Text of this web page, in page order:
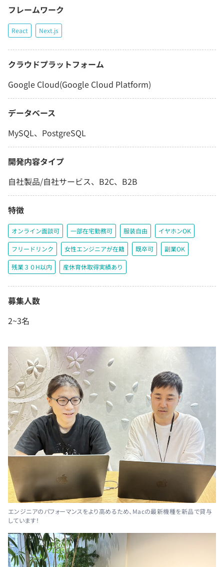
フレームワーク
React Next.js
クラウドプラットフォーム
Google Cloud(Google Cloud Platform)
データベース
MySQL、PostgreSQL
開発内容タイプ
自社製品/自社サービス、B2C、B2B
特徴
オンライン面談可 一部在宅勤務可 服装自由 イヤホンOK
フリードリンク 女性エンジニアが在籍 既卒可 副業OK
残業３０H以内 産休育休取得実績あり
募集人数
2~3名
エンジニアのパフォーマンスをより高めるため、Macの最新機種を新品で貸与
しています！